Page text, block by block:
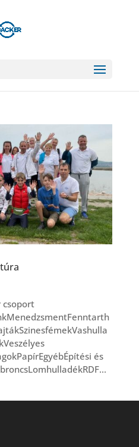
csoport
és